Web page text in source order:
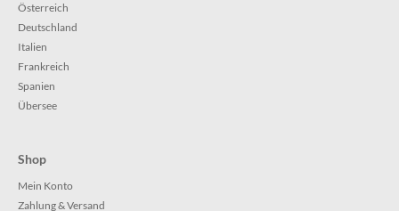
Österreich
Deutschland
Italien
Frankreich
Spanien
Übersee
Shop
Mein Konto
Zahlung & Versand